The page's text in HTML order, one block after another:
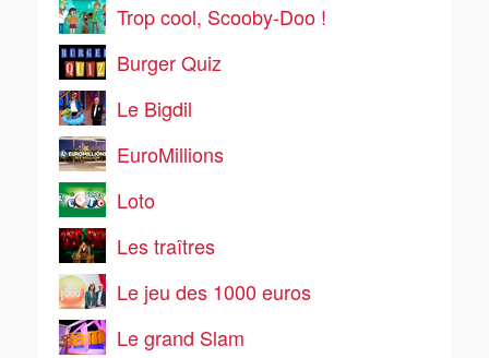
Trop cool, Scooby-Doo !
Burger Quiz
Le Bigdil
EuroMillions
Loto
Les traîtres
Le jeu des 1000 euros
Le grand Slam